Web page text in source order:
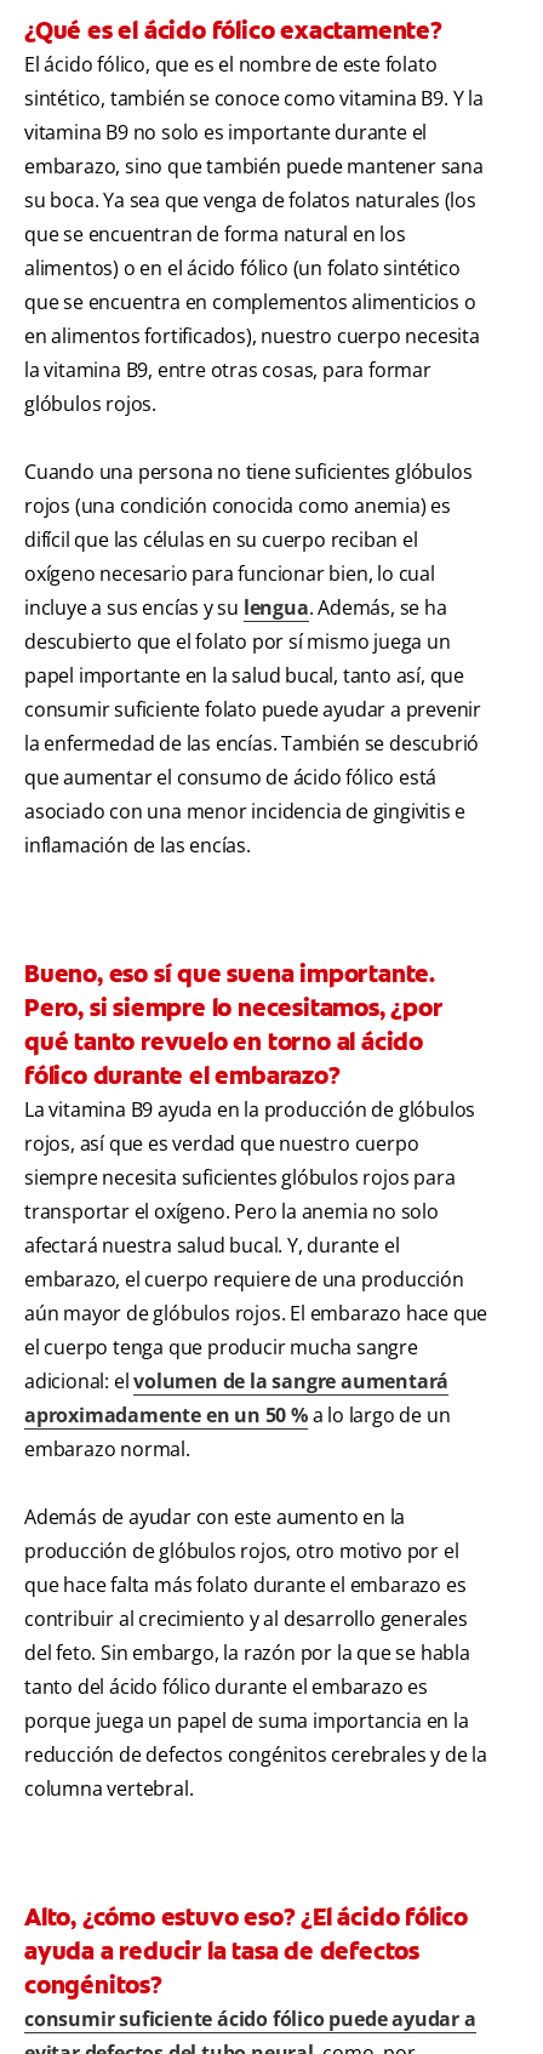
¿Qué es el ácido fólico exactamente?
El ácido fólico, que es el nombre de este folato
sintético, también se conoce como vitamina B9. Y la
vitamina B9 no solo es importante durante el
embarazo, sino que también puede mantener sana
su boca. Ya sea que venga de folatos naturales (los
que se encuentran de forma natural en los
alimentos) o en el ácido fólico (un folato sintético
que se encuentra en complementos alimenticios o
en alimentos fortificados), nuestro cuerpo necesita
la vitamina B9, entre otras cosas, para formar
glóbulos rojos.
Cuando una persona no tiene suficientes glóbulos
rojos (una condición conocida como anemia) es
difícil que las células en su cuerpo reciban el
oxígeno necesario para funcionar bien, lo cual
incluye a sus encías y su lengua. Además, se ha
descubierto que el folato por sí mismo juega un
papel importante en la salud bucal, tanto así, que
consumir suficiente folato puede ayudar a prevenir
la enfermedad de las encías. También se descubrió
que aumentar el consumo de ácido fólico está
asociado con una menor incidencia de gingivitis e
inflamación de las encías.
Bueno, eso sí que suena importante.
Pero, si siempre lo necesitamos, ¿por
qué tanto revuelo en torno al ácido
fólico durante el embarazo?
La vitamina B9 ayuda en la producción de glóbulos
rojos, así que es verdad que nuestro cuerpo
siempre necesita suficientes glóbulos rojos para
transportar el oxígeno. Pero la anemia no solo
afectará nuestra salud bucal. Y, durante el
embarazo, el cuerpo requiere de una producción
aún mayor de glóbulos rojos. El embarazo hace que
el cuerpo tenga que producir mucha sangre
adicional: elvolumen de la sangre aumentará
aproximadamente en un 50 %a lo largo de un
embarazo normal.
Además de ayudar con este aumento en la
producción de glóbulos rojos, otro motivo por el
que hace falta más folato durante el embarazo es
contribuir al crecimiento y al desarrollo generales
del feto. Sin embargo, la razón por la que se habla
tanto del ácido fólico durante el embarazo es
porque juega un papel de suma importancia en la
reducción de defectos congénitos cerebrales y de la
columna vertebral.
Alto, ¿cómo estuvo eso? ¿El ácido fólico
ayuda a reducir la tasa de defectos
congénitos?
consumir suficiente ácido fólico puede ayudar a